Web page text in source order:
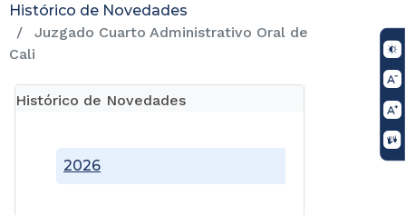
Histórico de Novedades
Juzgado Cuarto Administrativo Oral de
Cali
Histórico de Novedades
2026